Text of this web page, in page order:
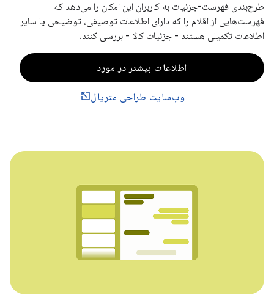
طرح‌بندی فهرست-جزئیات به کاربران این امکان را می‌دهد که
فهرست‌هایی از اقلام را که دارای اطلاعات توصیفی، توضیحی یا سایر
اطلاعات تکمیلی هستند - جزئیات کالا - بررسی کنند.
اطلاعات بیشتر در مورد
وب‌سایت طراحی متریال